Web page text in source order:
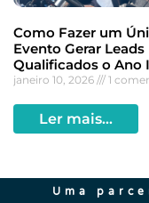
Como Fazer um
Evento Gerar Leads
Qualificados o Ano
janeiro 10, 2026 1
Ler mais...
Uma